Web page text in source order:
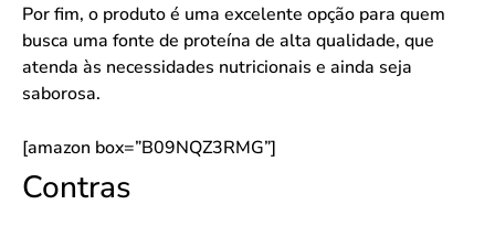
Por fim, o produto é uma excelente opção para quem
busca uma fonte de proteína de alta qualidade, que
atenda às necessidades nutricionais e ainda seja
saborosa.
[amazon box=”B09NQZ3RMG”]
Contras